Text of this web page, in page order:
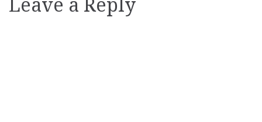
Leave a Reply